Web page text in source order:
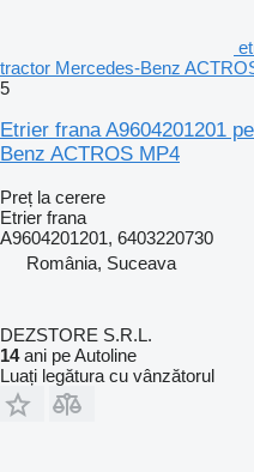
tractor Mercedes-Benz
5
Etrier frana A9604201201
Benz ACTROS MP4
Preț la cerere
Etrier frana
A9604201201, 6403220730
România, Suceava
DEZSTORE S.R.L.
14ani pe Autoline
Luați legătura cu vânzătorul